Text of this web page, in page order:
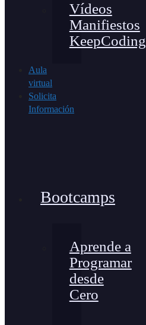
Vídeos
Manifiestos
KeepCoding
Aula
virtual
Solicita
Información
Bootcamps
Aprende a
Programar
desde
Cero